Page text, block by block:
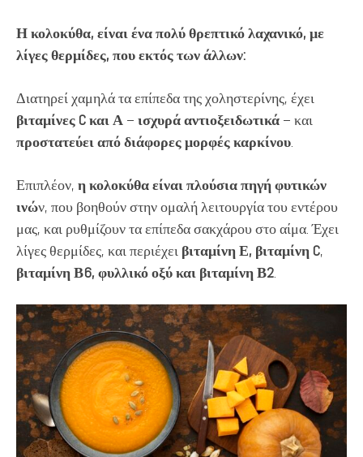
Η κολοκύθα, είναι ένα πολύ θρεπτικό λαχανικό, με
λίγες θερμίδες, που εκτός των άλλων:
Διατηρεί χαμηλά τα επίπεδα της χοληστερίνης, έχει
βιταμίνες C και Α – ισχυρά αντιοξειδωτικά – και
προστατεύει από διάφορες μορφές καρκίνου.
Επιπλέον, η κολοκύθα είναι πλούσια πηγή φυτικών
ινών, που βοηθούν στην ομαλή λειτουργία του εντέρου
μας, και ρυθμίζουν τα επίπεδα σακχάρου στο αίμα. Έχει
λίγες θερμίδες, και περιέχει βιταμίνη Ε, βιταμίνη C,
βιταμίνηΒ6, φυλλικό οξύ και βιταμίνη Β2.